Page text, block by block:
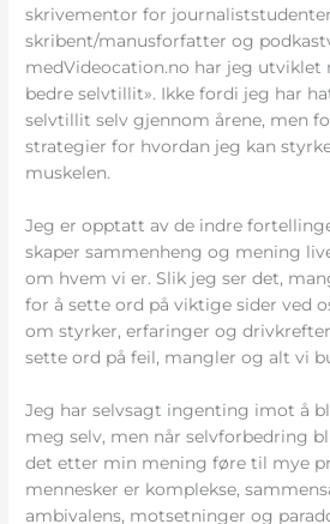
skrivementor for
skribent/manusforfatter og
medVideocation.no har jeg utviklet
bedre selvtillit». Ikke fordi jeg har
selvtillit selv gjennom årene, men
strategier for hvordan jeg kan
muskelen.
Jeg er opptatt av de indre
skaper sammenheng og mening
om hvem vi er. Slik jeg ser det,
for å sette ord på viktige sider ved
om styrker, erfaringer og
sette ord på feil, mangler og alt vi
Jeg har selvsagt ingenting imot å
meg selv, men når selvforbedring
det etter min mening føre til mye
mennesker er komplekse,
ambivalens, motsetninger og